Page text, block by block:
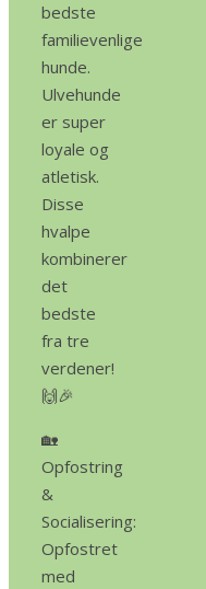
bedste
familievenlige
hunde.
Ulvehunde
er super
loyale og
atletisk.
Disse
hvalpe
kombinerer
det
bedste
fra tre
verdener!
🙌🎉
🏡
Opfostring
&
Socialisering:
Opfostret
med